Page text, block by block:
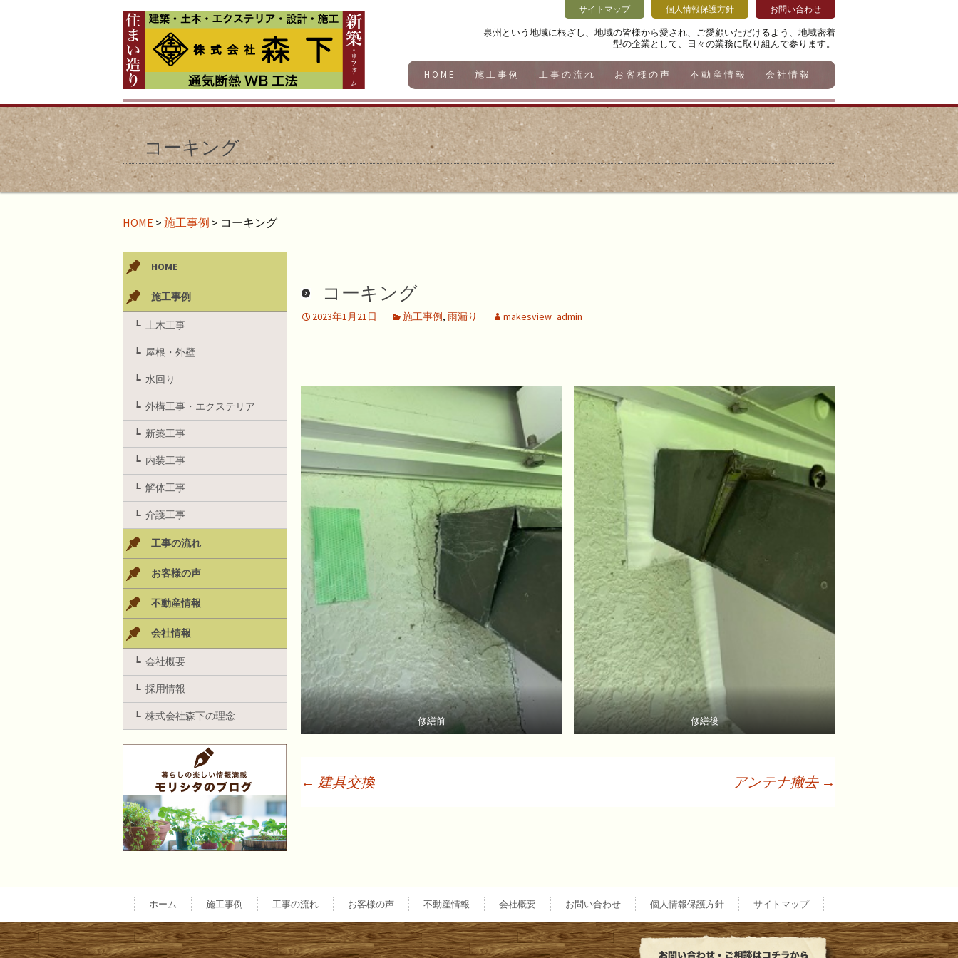
泉州という地域に根ざし、地域の皆様から愛され、ご愛顧いただけるよう、地域密着
型の企業として、日々の業務に取り組んで参ります。
サイトマップ 個人情報保護方針 お問い合わせ
HOME 施工事例 工事の流れ お客様の声 不動産情報 会社情報
コーキング
HOME > 施工事例 > コーキング
コーキング
2023年1月21日 施工事例, 雨漏り makesview_admin
修繕前 修繕後
ナ
← 建具交換 アンテナ撤去 →
HOME
施工事例
土木工事
屋根・外壁
水回り
外構工事・エクステリア
新築工事
内装工事
解体工事
介護工事
工事の流れ
お客様の声
不動産情報
会社情報
会社概要
採用情報
株式会社森下の理念
ホーム 施工事例 工事の流れ お客様の声 不動産情報 会社概要 お問い合わせ 個人情報保護方針 サイトマップ